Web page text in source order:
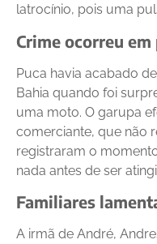
latrocínio, pois uma
Crime ocorreu
Puca havia acabado
Bahia quando foi
uma moto. O garupa
comerciante, que não
registraram o
nada antes de ser
Familiares
A irmã de André,